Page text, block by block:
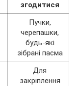
згодитися
Пучки,
черепашки,
будь-які
зібрані пасма
Для
закріплення